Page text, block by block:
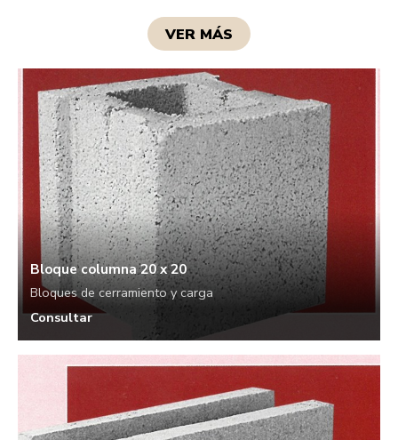
VER MÁS
Bloque columna 20 x 20
Bloques de cerramiento y carga
Consultar